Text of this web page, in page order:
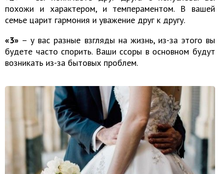
похожи и характером, и темпераментом. В вашей
семье царит гармония и уважение друг к другу.
«3» – у вас разные взгляды на жизнь, из-за этого вы
будете часто спорить. Ваши ссоры в основном будут
возникать из-за бытовых проблем.